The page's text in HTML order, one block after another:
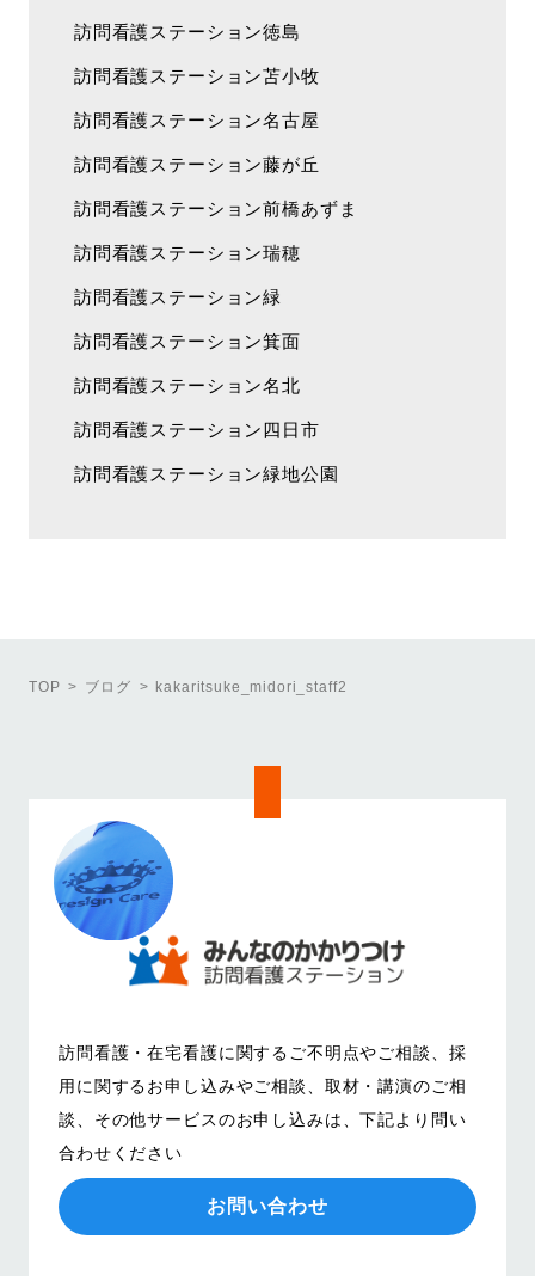
訪問看護ステーション徳島
訪問看護ステーション苫小牧
訪問看護ステーション名古屋
訪問看護ステーション藤が丘
訪問看護ステーション前橋あずま
訪問看護ステーション瑞穂
訪問看護ステーション緑
訪問看護ステーション箕面
訪問看護ステーション名北
訪問看護ステーション四日市
訪問看護ステーション緑地公園
TOP ブログ kakaritsuke_midori_staff2
訪問看護・在宅看護に関するご不明点やご相談、 採
用に関するお申し込みやご相談、取材・講演のご相
談、その他サービスのお申し込みは、下記より問い
合わせください
お問い合わせ